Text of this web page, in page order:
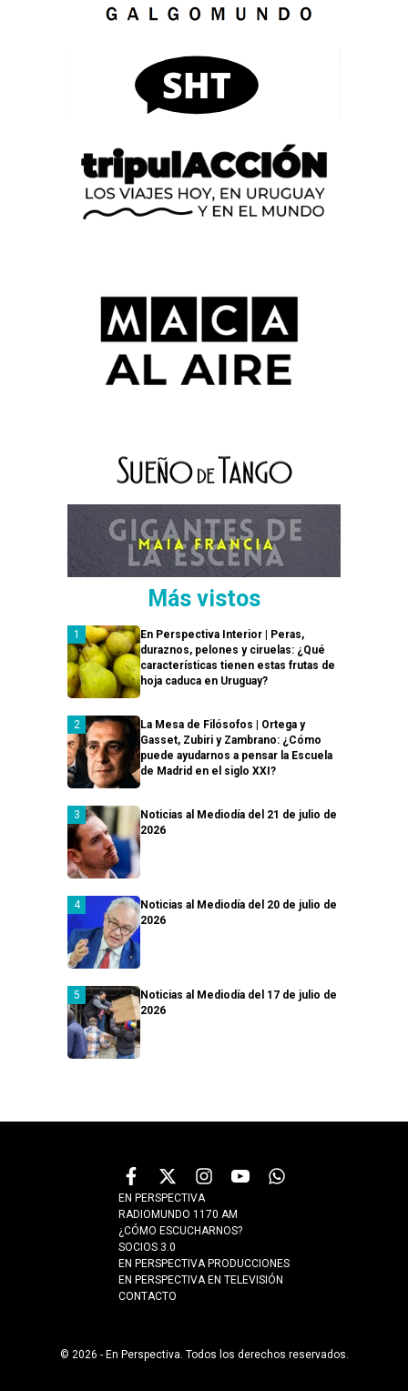
Más vistos
En Perspectiva Interior | Peras,
duraznos, pelones y ciruelas: ¿Qué
características tienen estas frutas de
hoja caduca en Uruguay?
La Mesa de Filósofos | Ortega y
Gasset, Zubiri y Zambrano: ¿Cómo
puede ayudarnos a pensar la Escuela
de Madrid en el siglo XXI?
Noticias al Mediodía del 21 de julio de
2026
Noticias al Mediodía del 20 de julio de
2026
Noticias al Mediodía del 17 de julio de
2026
EN PERSPECTIVA
RADIOMUNDO 1170 AM
¿CÓMO ESCUCHARNOS?
SOCIOS 3.0
EN PERSPECTIVA PRODUCCIONES
EN PERSPECTIVA EN TELEVISIÓN
CONTACTO
© 2026 - En Perspectiva. Todos los derechos reservados.